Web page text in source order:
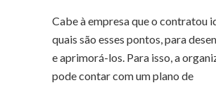
Cabe à empresa que o contratou
quais são esses pontos, para
e aprimorá-los. Para isso, a
pode contar com um plano de